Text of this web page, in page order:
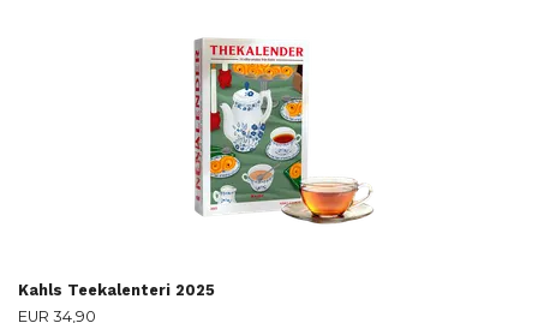
Kahls Teekalenteri 2025
EUR 34,90